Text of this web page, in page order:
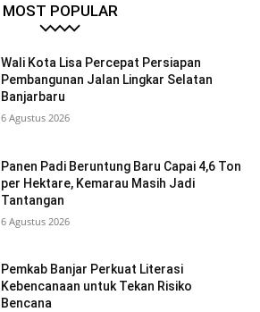
MOST POPULAR
Wali Kota Lisa Percepat Persiapan
Pembangunan Jalan Lingkar Selatan
Banjarbaru
6 Agustus 2026
Panen Padi Beruntung Baru Capai 4,6 Ton
per Hektare, Kemarau Masih Jadi
Tantangan
6 Agustus 2026
Pemkab Banjar Perkuat Literasi
Kebencanaan untuk Tekan Risiko
Bencana